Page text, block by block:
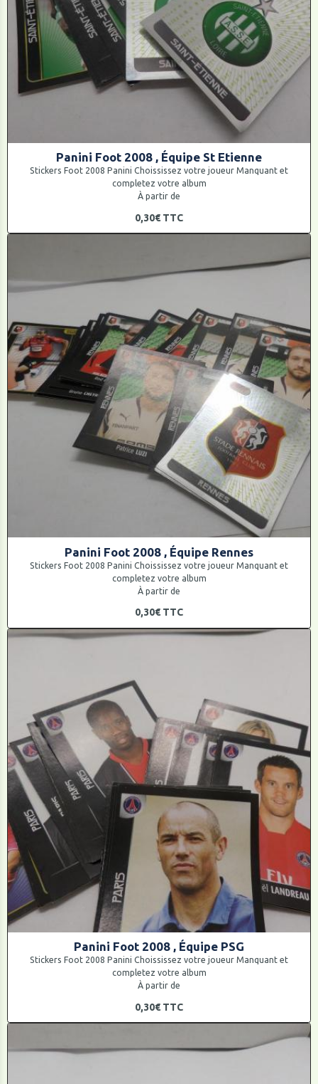
Panini Foot 2008 , Équipe St Etienne
Stickers Foot 2008 Panini Choississez votre joueur Manquant et
completez votre album
À partir de
0,30€ TTC
Panini Foot 2008 , Équipe Rennes
Stickers Foot 2008 Panini Choississez votre joueur Manquant et
completez votre album
À partir de
0,30€ TTC
Panini Foot 2008 , Équipe PSG
Stickers Foot 2008 Panini Choississez votre joueur Manquant et
completez votre album
À partir de
0,30€ TTC